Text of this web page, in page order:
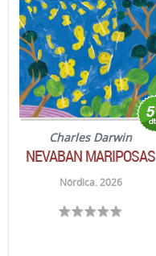
Charles Darwin
NEVABAN MARIPOSAS
Nórdica. 2026